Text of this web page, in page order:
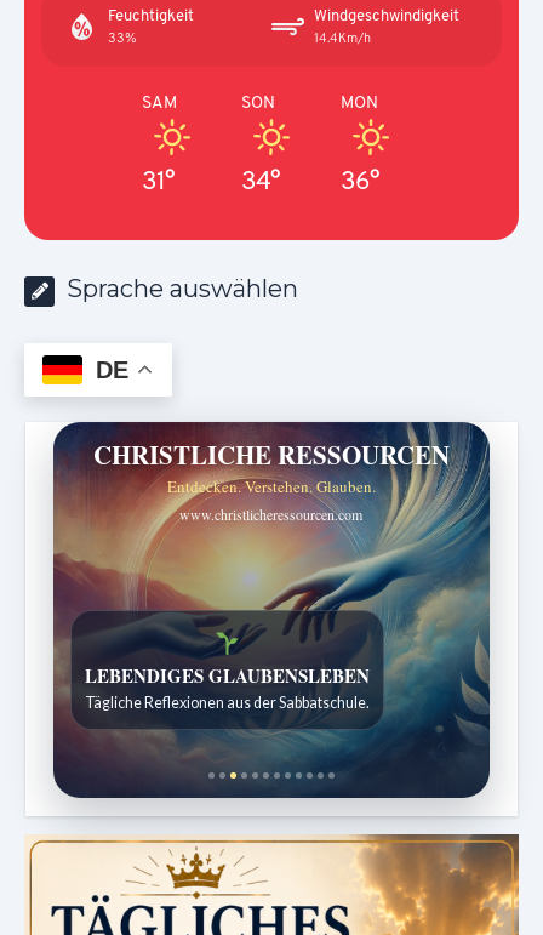
Feuchtigkeit
33%
Windgeschwindigkeit
14.4Km/h
SAM
31°
SON
34°
MON
36°
Sprache auswählen
DE
CHRISTLICHE RESSOURCEN
Entdecken. Verstehen. Glauben.
www.christlicheressourcen.com
Bibelgeschichten zum Staunen
Kindergeschichten für 7 bis 12 Jahre.